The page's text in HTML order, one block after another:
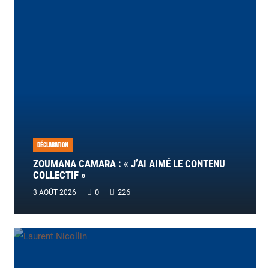
DÉCLARATION
ZOUMANA CAMARA : « J’AI AIMÉ LE CONTENU
COLLECTIF »
3 AOÛT 2026 0 226